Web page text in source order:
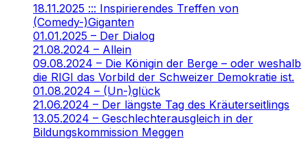
18.11.2025 ::: Inspirierendes Treffen von
(Comedy-)Giganten
01.01.2025 – Der Dialog
21.08.2024 – Allein
09.08.2024 – Die Königin der Berge – oder weshalb
die RIGI das Vorbild der Schweizer Demokratie ist.
01.08.2024 – (Un-)glück
21.06.2024 – Der längste Tag des Kräuterseitlings
13.05.2024 – Geschlechterausgleich in der
Bildungskommission Meggen